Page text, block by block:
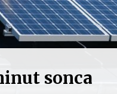
sonca